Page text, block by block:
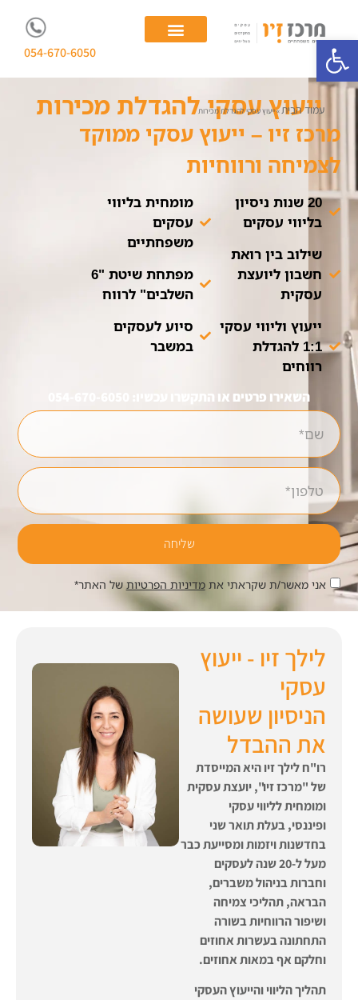
054-670-6050
ייעוץ עסקי להגדלת מכירות
עמוד הבית»ייעוץ עסקי להגדלת מכירות
מרכז זיו – ייעוץ עסקי ממוקד
לצמיחה ורווחיות
20 שנות ניסיון
בליווי עסקים
שילוב בין רואת
חשבון ליועצת
עסקית
ייעוץ וליווי עסקי
1:1 להגדלת
רווחים
מומחית בליווי
עסקים
משפחתיים
מפתחת שיטת "6
השלבים" לרווח
סיוע לעסקים
במשבר
השאירו פרטים או התקשרו עכשיו: 054-670-6050
אני מאשר/ת שקראתי אתמדיניות הפרטיותשל האתר*
שליחה
לילך זיו - ייעוץ
עסקי
הניסיון שעושה
את ההבדל
רו"ח לילך זיו היא המייסדת
של "מרכז זיו", יועצת עסקית
ומומחית לליווי עסקי
ופיננסי,בעלת תואר שני
בחדשנות ויזמותומסייעת כבר
מעל ל-20 שנה לעסקים
וחברות בניהול משברים,
הבראה, תהליכי צמיחה
ושיפור הרווחיות בשורה
התחתונה בעשרות אחוזים
וחלקם אף במאות אחוזים.
תהליך הליווי והייעוץ העסקי
פתח סרגל נגישות